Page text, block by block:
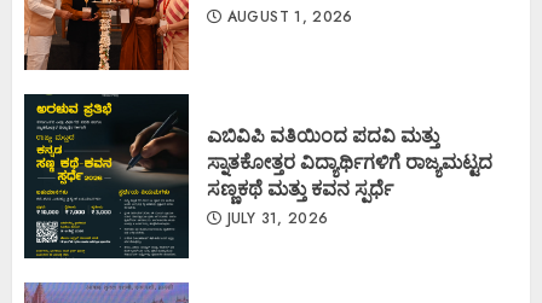
AUGUST 1, 2026
ಎಬಿವಿಪಿ ವತಿಯಿಂದ ಪದವಿ ಮತ್ತು
ಸ್ನಾತಕೋತ್ತರ ವಿದ್ಯಾರ್ಥಿಗಳಿಗೆ ರಾಜ್ಯಮಟ್ಟದ
ಸಣ್ಣಕಥೆ ಮತ್ತು ಕವನ ಸ್ಪರ್ಧೆ
JULY 31, 2026